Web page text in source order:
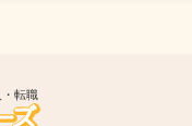
転職